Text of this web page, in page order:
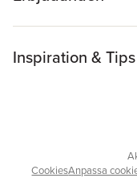
Inspiration & Tips
CookiesAnpassa